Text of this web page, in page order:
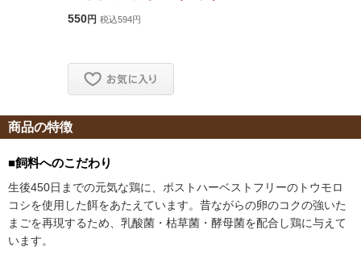
商品の特徴
■飼料へのこだわり
生後450日までの元気な鶏に、ポストハーベストフリーのトウモロ
コシを使用した餌をあたえています。昔ながらの卵のコクの強いた
まごを再現するため、乳酸菌・枯草菌・酵母菌を配合し鶏に与えて
います。